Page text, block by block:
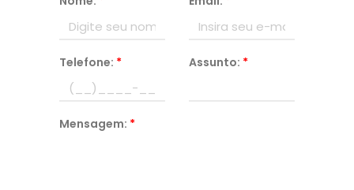
Telefone: * Assunto: *
Mensagem: *